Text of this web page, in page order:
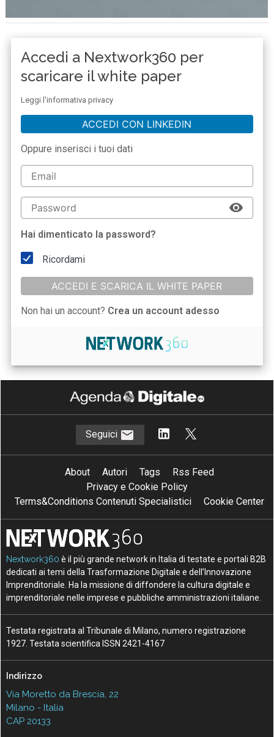
Accedi a Nextwork360 per
scaricare il white paper
Leggi l'informativa privacy
ACCEDI CON LINKEDIN
Oppure inserisci i tuoi dati
Hai dimenticato la password?
Ricordami
ACCEDI E SCARICA IL WHITE PAPER
Non hai un account? Crea un account adesso
Seguici
About Autori Tags
Rss Feed
Privacy e Cookie Policy
Terms&Conditions Contenuti Specialistici
Cookie Center
Nextwork360 è il più grande network in Italia di testate e portali B2B
dedicati ai temi della Trasformazione Digitale e dell’Innovazione
Imprenditoriale. Ha la missione di diffondere la cultura digitale e
imprenditoriale nelle imprese e pubbliche amministrazioni italiane.
Testata registrata al Tribunale di Milano, numero registrazione
1927. Testata scientifica ISSN 2421-4167
Indirizzo
Via Moretto da Brescia, 22
Milano - Italia
CAP 20133